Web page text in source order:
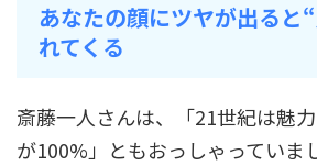
あなたの顔にツヤが出ると
れてくる
斎藤一人さんは、「21世紀は魅
が100%」ともおっしゃっていま